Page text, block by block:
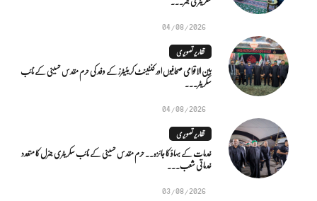
04/08/2026
تقاریر تصویری
بین الاقوامی صحافیوں اور کنٹینٹ کریئیٹرز کے وفد کی حرم مقدس حسینی کے نائب
سکریٹر...
04/08/2026
تقاریر تصویری
خدمات کے بہاؤ کا جائزہ.. حرم مقدس حسینی کے نائب سکریٹری جنرل کا متعدد
خدماتی شعب...
03/08/2026